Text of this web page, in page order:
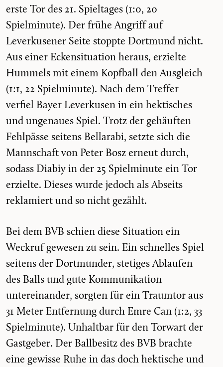
erste Tor des 21. Spieltages (1:0, 20
Spielminute). Der frühe Angriff auf
Leverkusener Seite stoppte Dortmund nicht.
Aus einer Eckensituation heraus, erzielte
Hummels mit einem Kopfball den Ausgleich
(1:1, 22 Spielminute). Nach dem Treffer
verfiel Bayer Leverkusen in ein hektisches
und ungenaues Spiel. Trotz der gehäuften
Fehlpässe seitens Bellarabi, setzte sich die
Mannschaft von Peter Bosz erneut durch,
sodass Diabiy in der 25 Spielminute ein Tor
erzielte. Dieses wurde jedoch als Abseits
reklamiert und so nicht gezählt.
Bei dem BVB schien diese Situation ein
Weckruf gewesen zu sein. Ein schnelles Spiel
seitens der Dortmunder, stetiges Ablaufen
des Balls und gute Kommunikation
untereinander, sorgten für ein Traumtor aus
31 Meter Entfernung durch Emre Can (1:2, 33
Spielminute). Unhaltbar für den Torwart der
Gastgeber. Der Ballbesitz des BVB brachte
eine gewisse Ruhe in das doch hektische und